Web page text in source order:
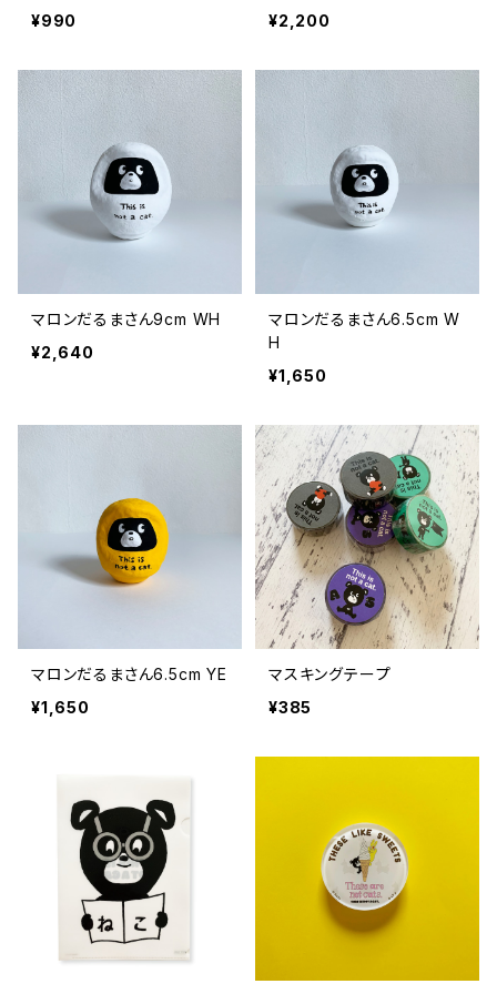
¥990 ¥2,200
マロンだるまさん9cm WH
¥2,640
マロンだるまさん6.5cm W
H
¥1,650
マロンだるまさん6.5cm YE
¥1,650
マスキングテープ
¥385